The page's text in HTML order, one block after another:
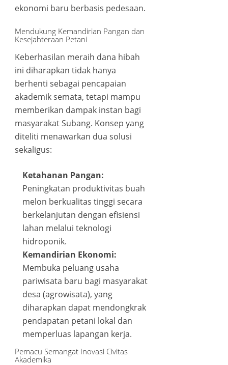
Panel
oku
Panel
Panel
Oku
panel
panel
ekonomi baru berbasis pedesaan.
Mendukung Kemandirian Pangan dan
Kesejahteraan Petani
Keberhasilan meraih dana hibah
ini diharapkan tidak hanya
berhenti sebagai pencapaian
akademik semata, tetapi mampu
memberikan dampak instan bagi
masyarakat Subang. Konsep yang
diteliti menawarkan dua solusi
sekaligus:
Ketahanan Pangan:
Peningkatan produktivitas buah
melon berkualitas tinggi secara
berkelanjutan dengan efisiensi
lahan melalui teknologi
hidroponik.
Kemandirian Ekonomi:
Membuka peluang usaha
pariwisata baru bagi masyarakat
desa (agrowisata), yang
diharapkan dapat mendongkrak
pendapatan petani lokal dan
memperluas lapangan kerja.
Pemacu Semangat Inovasi Civitas
Akademika